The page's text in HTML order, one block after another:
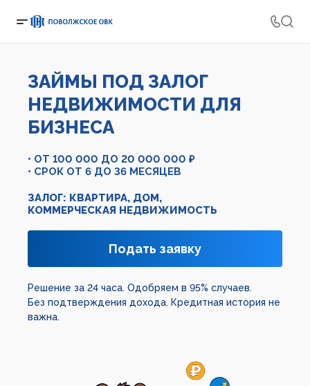
ЗАЙМЫ ПОД ЗАЛОГ
НЕДВИЖИМОСТИ ДЛЯ
БИЗНЕСА
• ОТ 100 000 ДО 20 000 000 ₽
• СРОК ОТ 6 ДО 36 МЕСЯЦЕВ
ЗАЛОГ: КВАРТИРА, ДОМ,
КОММЕРЧЕСКАЯ НЕДВИЖИМОСТЬ
Подать заявку
Решение за 24 часа. Одобряем в 95% случаев.
Без подтверждения дохода. Кредитная история не
важна.